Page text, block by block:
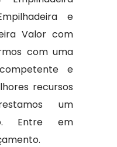
e
Valor com
com uma
e
recursos
um
Entre em